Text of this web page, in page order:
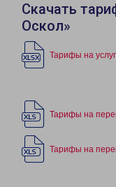
Скачать
Оскол»
Тарифы на
Тарифы на
Тарифы на